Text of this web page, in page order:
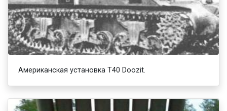
Американская установка T40 Doozit.